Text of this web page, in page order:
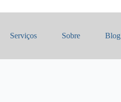
Serviços Sobre Blog